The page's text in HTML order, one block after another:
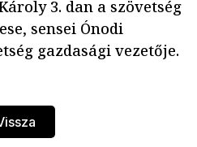
3. dan a szövetség
sensei Ónodi
gazdasági vezetője.